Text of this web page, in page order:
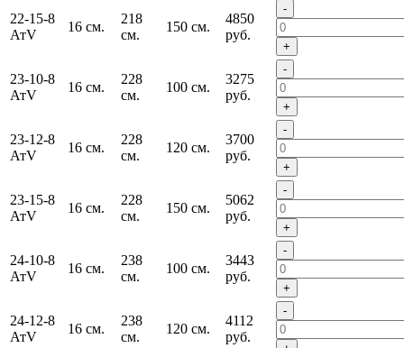
22-15-8
АтV
16 см.
218
см.
150 см.
4850
руб.
-
+
23-10-8
АтV
16 см.
228
см.
100 см.
3275
руб.
-
+
23-12-8
АтV
16 см.
228
см.
120 см.
3700
руб.
-
+
23-15-8
АтV
16 см.
228
см.
150 см.
5062
руб.
-
+
24-10-8
АтV
16 см.
238
см.
100 см.
3443
руб.
-
+
24-12-8
АтV
16 см.
238
см.
120 см.
4112
руб.
-